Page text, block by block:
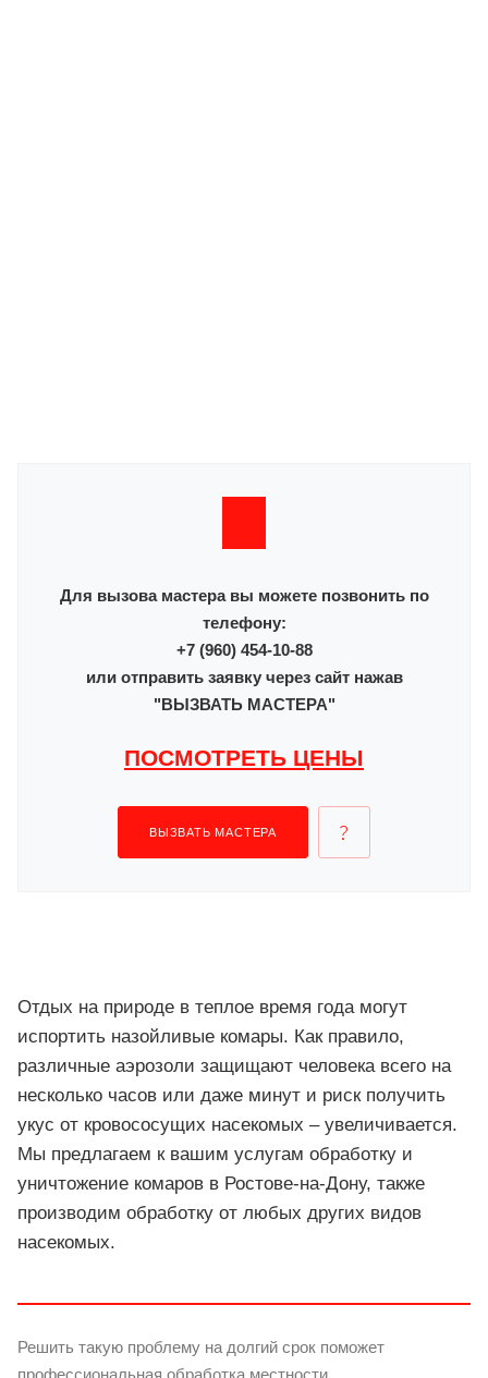
Для вызова мастера вы можете позвонить по
телефону:
+7 (960) 454-10-88
или отправить заявку через сайт нажав
"ВЫЗВАТЬ МАСТЕРА"
ПОСМОТРЕТЬ ЦЕНЫ
ВЫЗВАТЬ МАСТЕРА
Отдых на природе в теплое время года могут
испортить назойливые комары. Как правило,
различные аэрозоли защищают человека всего на
несколько часов или даже минут и риск получить
укус от кровососущих насекомых – увеличивается.
Мы предлагаем к вашим услугам обработку и
уничтожение комаров в Ростове-на-Дону, также
производим обработку от любых других видов
насекомых.
Решить такую проблему на долгий срок поможет
профессиональная обработка местности.